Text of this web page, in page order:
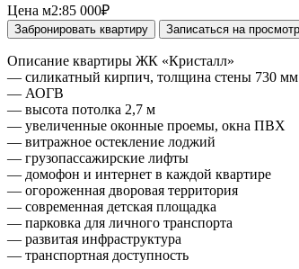
Цена м2:85 000₽
Описание квартиры ЖК «Кристалл»
— силикатный кирпич, толщина стены 730 мм
— АОГВ
— высота потолка 2,7 м
— увеличенные оконные проемы, окна ПВХ
— витражное остекление лоджий
— грузопассажирские лифты
— домофон и интернет в каждой квартире
— огороженная дворовая территория
— современная детская площадка
— парковка для личного транспорта
— развитая инфраструктура
— транспортная доступность